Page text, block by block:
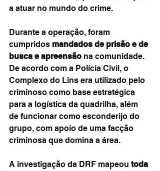
a atuar no mundo do crime.
Durante a operação, foram
cumpridos mandados de prisão e de
busca e apreensão na comunidade.
De acordo com a Polícia Civil, o
Complexo do Lins era utilizado pelo
criminoso como base estratégica
para a logística da quadrilha, além
de funcionar como esconderijo do
grupo, com apoio de uma facção
criminosa que domina a área.
A investigação da DRF mapeou toda